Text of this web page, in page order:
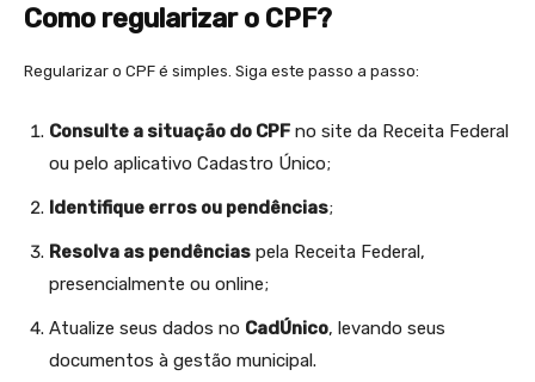
Como regularizar o CPF?
Regularizar o CPF é simples. Siga este passo a passo:
Consulte a situação do CPFno site da Receita Federal
ou pelo aplicativo Cadastro Único;
Identifique erros ou pendências;
Resolva as pendências pela Receita Federal,
presencialmente ou online;
Atualize seus dados no CadÚnico, levando seus
documentos à gestão municipal.